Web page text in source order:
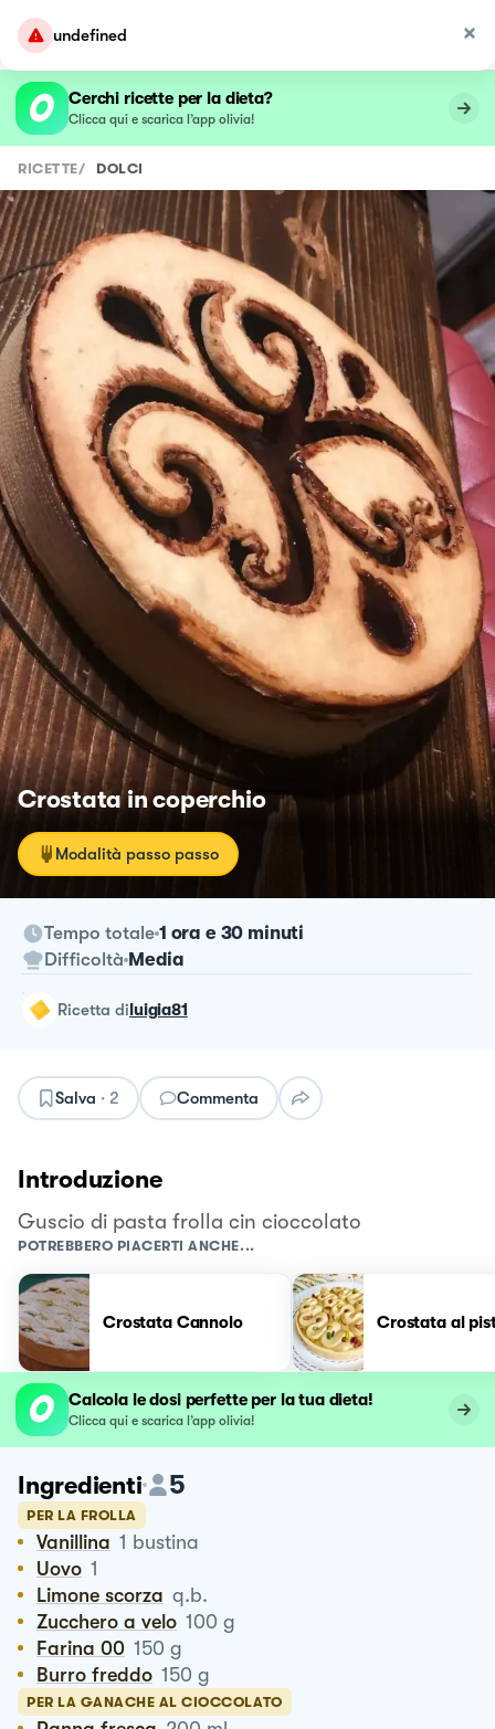
undefined
Cerchi ricette per la dieta?
Clicca qui e scarica l’app olivia!
RICETTE/ DOLCI
Crostata in coperchio
Modalità passo passo
Tempo totale 1 ora e 30 minuti
Difficoltà Media
ricetta diluigia81
Salva · 2 Commenta
Introduzione
Guscio di pasta frolla cin cioccolato
POTREBBERO PIACERTI ANCHE...
Crostata Cannolo Crostata al
Calcola le dosi perfette per la tua dieta!
Clicca qui e scarica l’app olivia!
Ingredienti 5
PER LA FROLLA
Vanillina 1 bustina
Uovo 1
Limone scorza q.b.
Zucchero a velo 100 g
Farina 00 150 g
Burro freddo 150 g
PER LA GANACHE AL CIOCCOLATO